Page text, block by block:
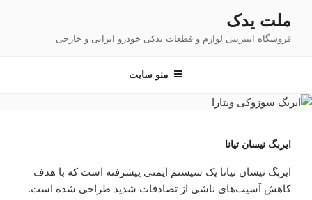
محتوا
ملت یدک
فروشگاه اینترنتی لوازم و قطعات یدکی خودرو ایرانی و خارجی
منو سایت
ایربگ نیسان تیانا
ایربگ نیسان تیانا یک سیستم ایمنی پیشرفته است که با هدف
کاهش آسیب‌های ناشی از تصادفات شدید طراحی شده است.